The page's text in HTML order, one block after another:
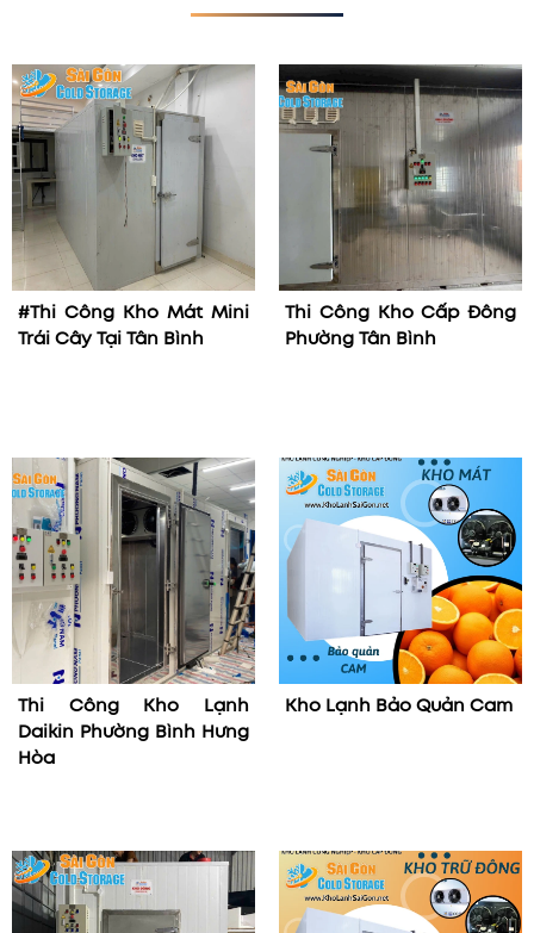
#Thi Công Kho Mát Mini
Trái Cây Tại Tân Bình
Thi Công Kho Cấp Đông
Phường Tân Bình
Thi Công Kho Lạnh
Daikin Phường Bình Hưng
Hòa
Kho Lạnh Bảo Quản Cam